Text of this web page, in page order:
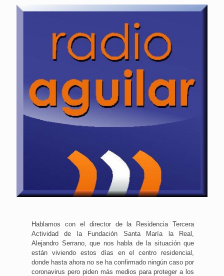
Hablamos con el director de la Residencia Tercera
Actividad de la Fundación Santa María la Real,
Alejandro Serrano, que nos habla de la situación que
están viviendo estos días en el centro residencial,
donde hasta ahora no se ha confirmado ningún caso por
coronavirus pero piden más medios para proteger a los